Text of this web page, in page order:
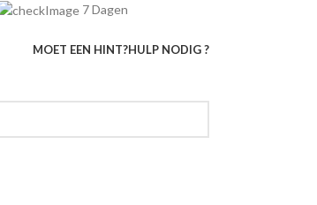
7 Dagen
MOET EEN HINT?HULP NODIG ?